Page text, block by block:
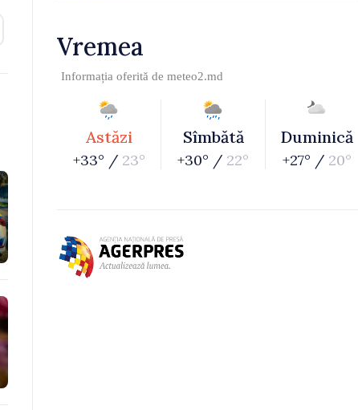
Vremea
Informația oferită de meteo2.md
Astăzi
+33° / 23°
Sîmbătă
+30° / 22°
Duminică
+27° / 20°